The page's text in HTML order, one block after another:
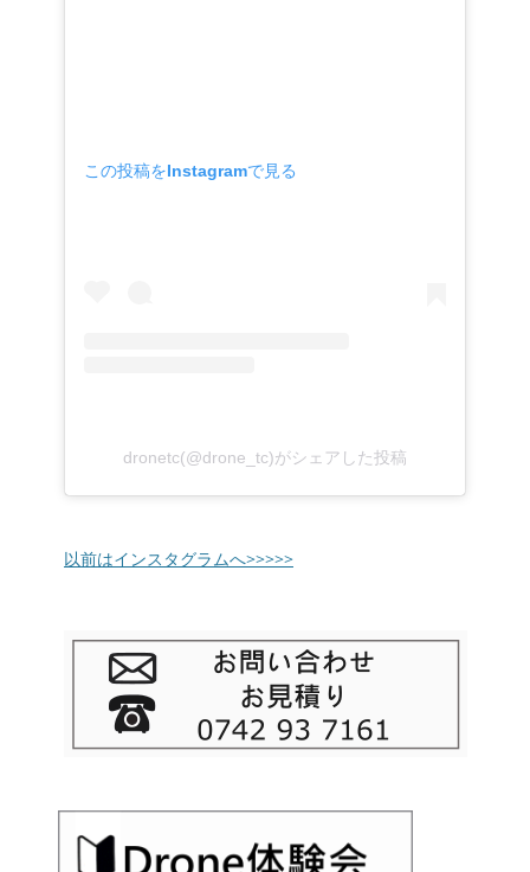
この投稿をInstagramで見る
dronetc(@drone_tc)がシェアした投稿
以前はインスタグラムへ>>>>>